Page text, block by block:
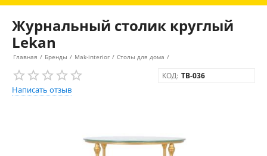
Журнальный столик круглый
Lekan
Главная / Бренды / Mak-interior / Столы для дома /
Написать отзыв
КОД: TB-036